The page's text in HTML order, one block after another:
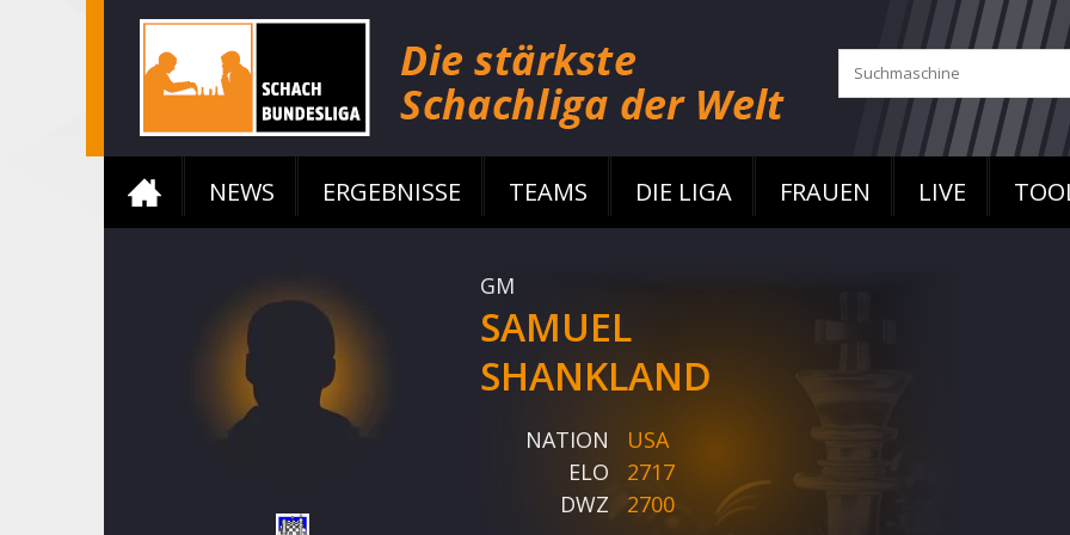
NEWS ERGEBNISSE TEAMS DIE LIGA FRAUEN LIVE
GM
SAMUEL
SHANKLAND
NATION
USA
ELO
2717
DWZ
2700